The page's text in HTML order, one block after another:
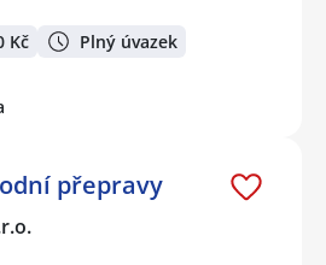
Kč Plný úvazek
přepravy